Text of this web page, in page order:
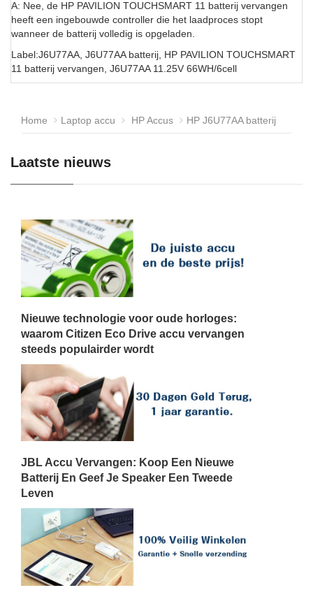
A: Nee, de HP PAVILION TOUCHSMART 11 batterij vervangen
heeft een ingebouwde controller die het laadproces stopt
wanneer de batterij volledig is opgeladen.
Label:J6U77AA, J6U77AA batterij, HP PAVILION TOUCHSMART
11 batterij vervangen, J6U77AA 11.25V 66WH/6cell
Home Laptop accu HP Accus HP J6U77AA batterij
Laatste nieuws
Nieuwe technologie voor oude horloges:
waarom Citizen Eco Drive accu vervangen
steeds populairder wordt
JBL Accu Vervangen: Koop Een Nieuwe
Batterij En Geef Je Speaker Een Tweede
Leven